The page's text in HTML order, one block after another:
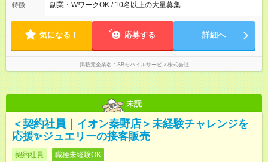
特徴 副業・WワークOK / 10名以上の大量募集
気になる！ 応募する 詳細へ
掲載元企業名 SBモバイルサービス株式会社
未読
＜契約社員｜イオン秦野店＞未経験チャレンジを
応援✨ジュエリーの接客販売
契約社員 職種未経験OK